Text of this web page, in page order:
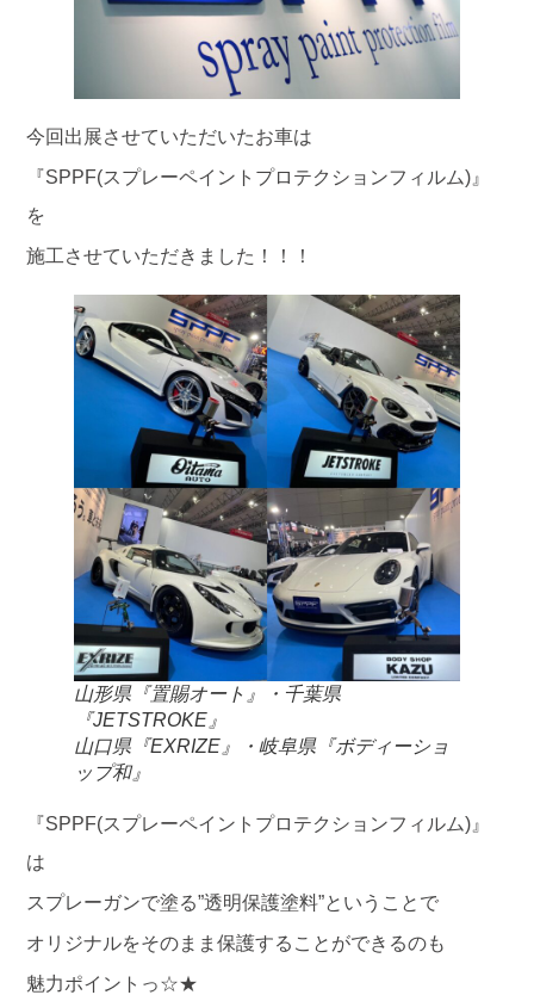
今回出展させていただいたお車は
『SPPF(スプレーペイントプロテクションフィルム)』
を
施工させていただきました！！！
山形県『置賜オート』・千葉県
『JETSTROKE』
山口県『EXRIZE』・岐阜県『ボディーショ
ップ和』
『SPPF(スプレーペイントプロテクションフィルム)』
は
スプレーガンで塗る”透明保護塗料”ということで
オリジナルをそのまま保護することができるのも
魅力ポイントっ☆★